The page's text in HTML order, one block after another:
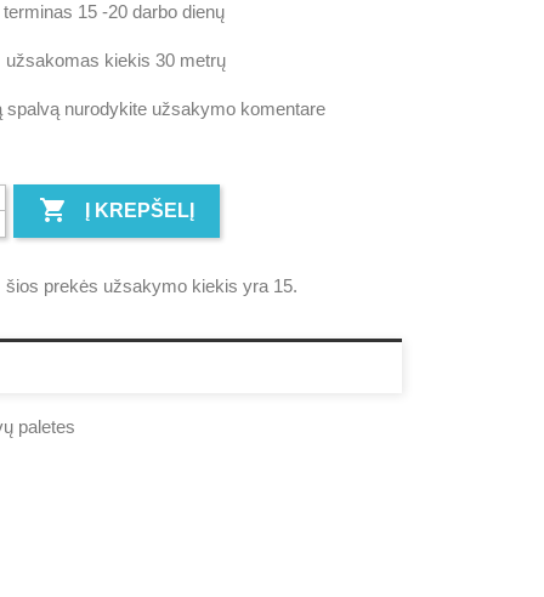
15 -20 darbo dienų
užsakomas kiekis 30 metrų
spalvą nurodykite užsakymo komentare
 Į KREPŠELĮ
šios prekės užsakymo kiekis yra 15.
paletes